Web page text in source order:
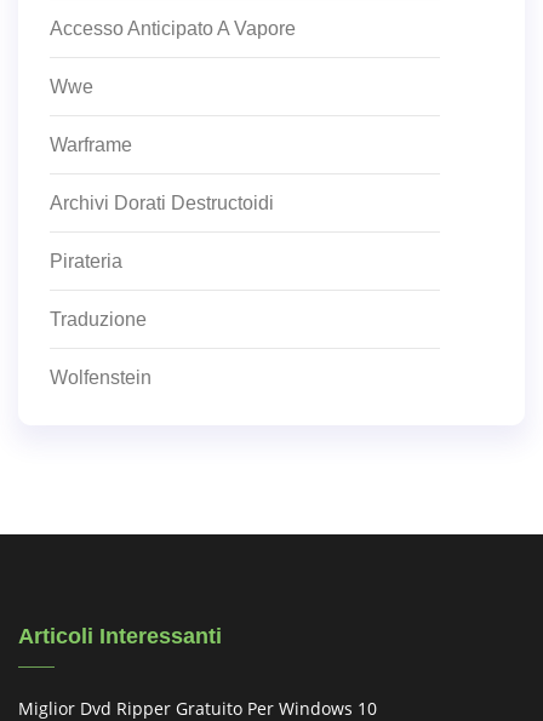
Accesso Anticipato A Vapore
Wwe
Warframe
Archivi Dorati Destructoidi
Pirateria
Traduzione
Wolfenstein
Articoli Interessanti
Miglior Dvd Ripper Gratuito Per Windows 10